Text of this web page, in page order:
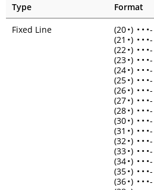
Type
Format
Fixed Line
(20•) • • •-
(21 •) • • •-
(22•) • • •-
(23•) • • •-
(24•) • • •-
(25•) • • •-
(26•) • • •-
(27•) • • •-
(28•) • • •-
(30•) • • •-
(31 •) • • •-
(32•) • • •-
(33•) • • •-
(34•) • • •-
(35•) • • •-
(36•) • • •-